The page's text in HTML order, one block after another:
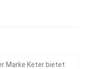
Marke Keter bietet